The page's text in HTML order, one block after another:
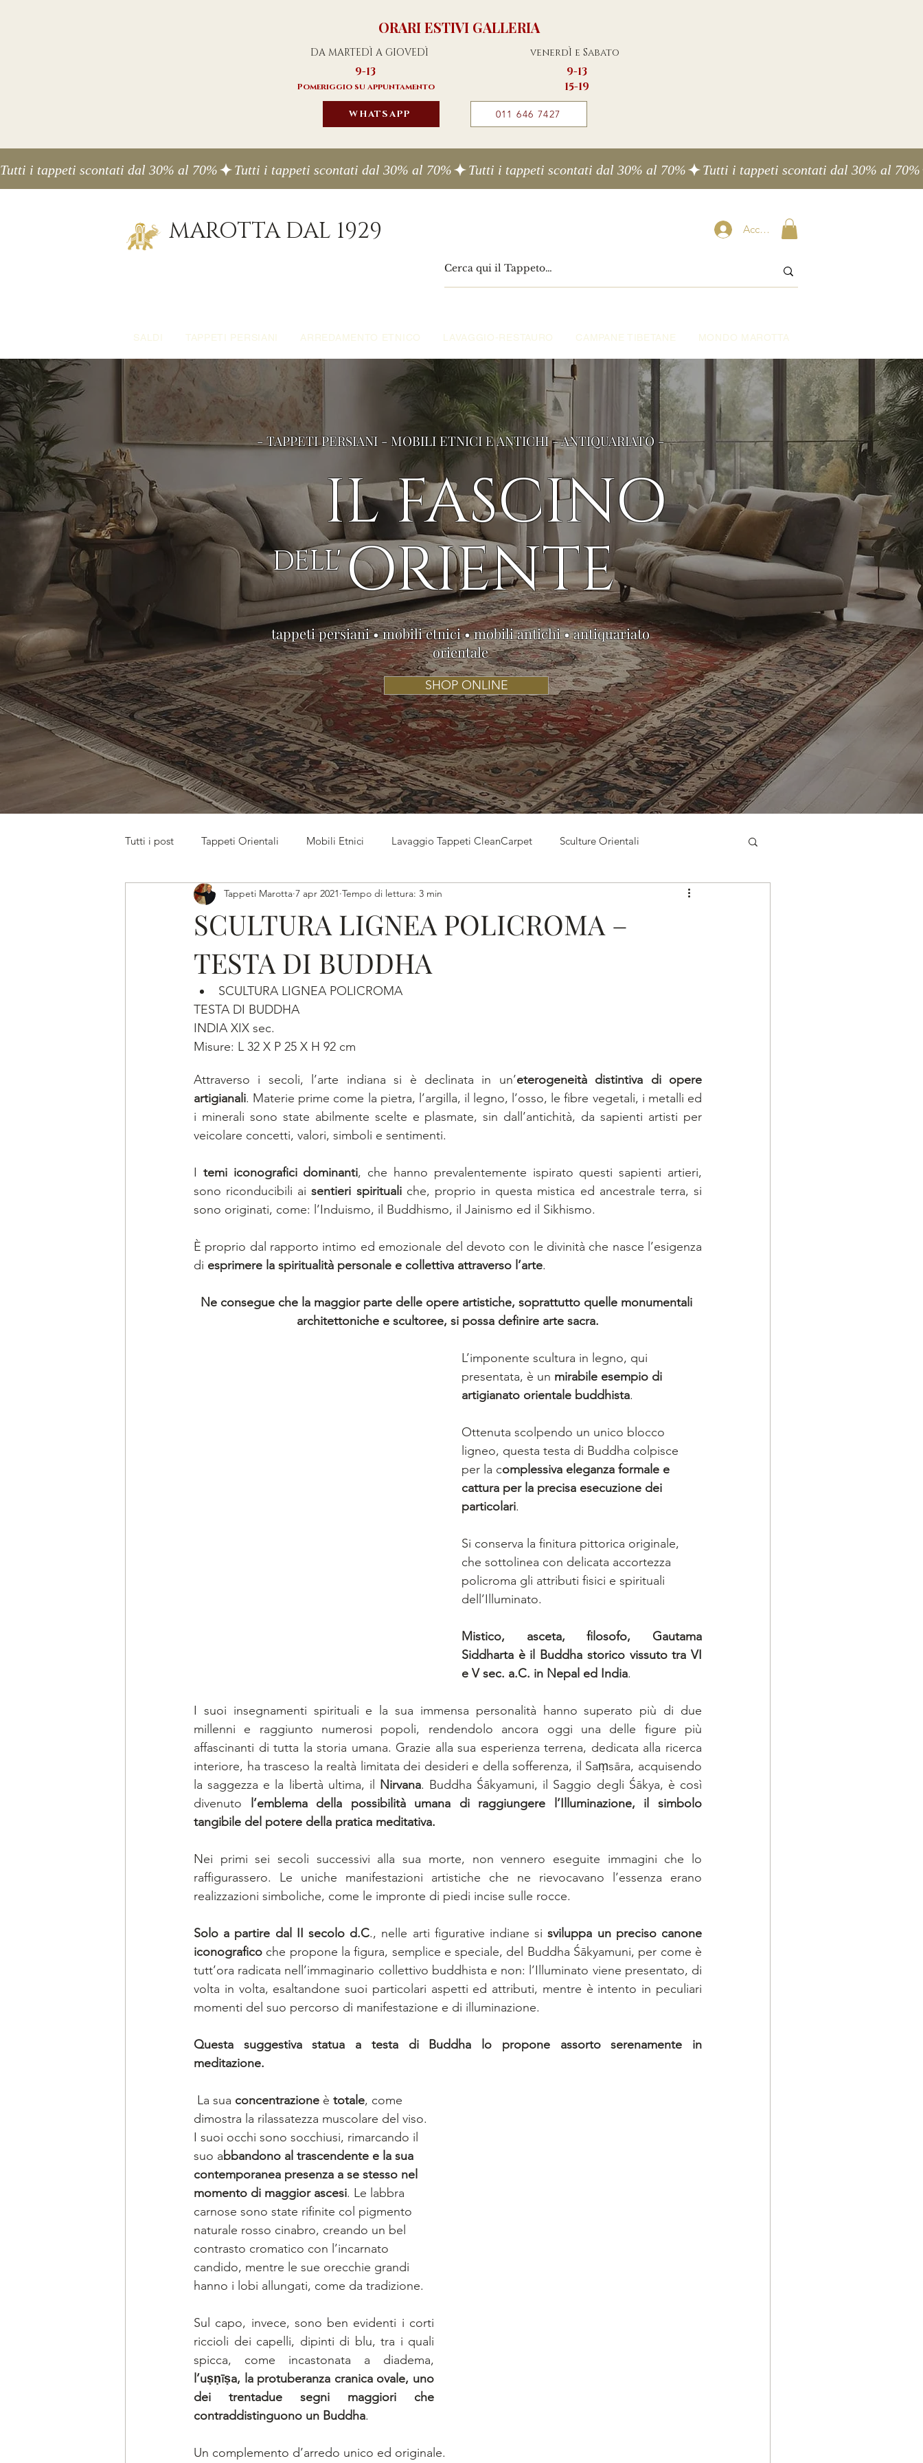
ORARI ESTIVI GALLERIA
DA MARTEDÌ A GIOVEDÌ
9-13
Pomeriggio su appuntamento
WHATSAPP
venerdÌ e Sabato
9-13
15-19
011 646 7427
Tutti i tappeti scontati dal 30% al 70%
MAROTTA DAL 1929 Accedi
SALDI TAPPETI PERSIANI ARREDAMENTO ETNICO LAVAGGIO-RESTAURO CAMPANE TIBETANE MONDO MAROTTA
- TAPPETI PERSIANI - MOBILI ETNICI E ANTICHI - ANTIQUARIATO -
DELL'
IL FASCINO
ORIENTE
tappeti persiani • mobili etnici • mobili antichi • antiquariato
orientale
SHOP ONLINE
Tutti i post Tappeti Orientali Mobili Etnici Lavaggio Tappeti CleanCarpet Sculture Orientali
Mostre Marotta - Spazio Espositivo Mostra “Nella Terra degli Dei”
SCULTURA LIGNEA POLICROMA –
TESTA DI BUDDHA
Tappeti Marotta 7 apr 2021 Tempo di lettura: 3 min
SCULTURA LIGNEA POLICROMA
TESTA DI BUDDHA
INDIA XIX sec.
Misure: L 32 X P 25 X H 92 cm
Attraverso i secoli, l’arte indiana si è declinata in un’eterogeneità distintiva di opere
artigianali. Materie prime come la pietra, l’argilla, il legno, l’osso, le fibre vegetali, i metalli ed
i minerali sono state abilmente scelte e plasmate, sin dall’antichità, da sapienti artisti per
veicolare concetti, valori, simboli e sentimenti.
I temi iconografici dominanti, che hanno prevalentemente ispirato questi sapienti artieri,
sono riconducibili ai sentieri spirituali che, proprio in questa mistica ed ancestrale terra, si
sono originati, come: l’Induismo, il Buddhismo, il Jainismo ed il Sikhismo.
È proprio dal rapporto intimo ed emozionale del devoto con le divinità che nasce l’esigenza
di esprimere la spiritualità personale e collettiva attraverso l’arte.
Ne consegue che la maggior parte delle opere artistiche, soprattutto quelle monumentali
architettoniche e scultoree, si possa definire arte sacra.
L’imponente scultura in legno, qui
presentata, è un mirabile esempio di
artigianato orientale buddhista.
Ottenuta scolpendo un unico blocco
ligneo, questa testa di Buddha colpisce
per la complessiva eleganza formale e
cattura per la precisa esecuzione dei
particolari.
Si conserva la finitura pittorica originale,
che sottolinea con delicata accortezza
policroma gli attributi fisici e spirituali
dell’Illuminato.
Mistico, asceta, filosofo, Gautama
Siddharta è il Buddha storico vissuto tra VI
e V sec. a.C. in Nepal ed India.
I suoi insegnamenti spirituali e la sua immensa personalità hanno superato più di due
millenni e raggiunto numerosi popoli, rendendolo ancora oggi una delle figure più
affascinanti di tutta la storia umana. Grazie alla sua esperienza terrena, dedicata alla ricerca
interiore, ha trasceso la realtà limitata dei desideri e della sofferenza, il Saṃsāra, acquisendo
la saggezza e la libertà ultima, il Nirvana. Buddha Śākyamuni, il Saggio degli Śākya, è così
divenuto l’emblema della possibilità umana di raggiungere l’Illuminazione, il simbolo
tangibile del potere della pratica meditativa.
Nei primi sei secoli successivi alla sua morte, non vennero eseguite immagini che lo
raffigurassero. Le uniche manifestazioni artistiche che ne rievocavano l’essenza erano
realizzazioni simboliche, come le impronte di piedi incise sulle rocce.
Solo a partire dal II secolo d.C., nelle arti figurative indiane si sviluppa un preciso canone
iconografico che propone la figura, semplice e speciale, del Buddha Śākyamuni, per come è
tutt’ora radicata nell’immaginario collettivo buddhista e non: l’Illuminato viene presentato, di
volta in volta, esaltandone suoi particolari aspetti ed attributi, mentre è intento in peculiari
momenti del suo percorso di manifestazione e di illuminazione.
Questa suggestiva statua a testa di Buddha lo propone assorto serenamente in
meditazione.
La sua concentrazione è totale, come
dimostra la rilassatezza muscolare del viso.
I suoi occhi sono socchiusi, rimarcando il
suo abbandono al trascendente e la sua
contemporanea presenza a se stesso nel
momento di maggior ascesi. Le labbra
carnose sono state rifinite col pigmento
naturale rosso cinabro, creando un bel
contrasto cromatico con l’incarnato
candido, mentre le sue orecchie grandi
hanno i lobi allungati, come da tradizione.
Sul capo, invece, sono ben evidenti i corti
riccioli dei capelli, dipinti di blu, tra i quali
l’uṣṇīṣa, la protuberanza cranica ovale, uno
dei trentadue segni maggiori che
contraddistinguono un Buddha.
Un complemento d’arredo unico ed originale.